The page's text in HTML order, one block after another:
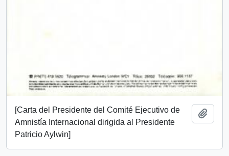
[Carta del Presidente del Comité Ejecutivo de
Amnistía Internacional dirigida al Presidente
Patricio Aylwin]